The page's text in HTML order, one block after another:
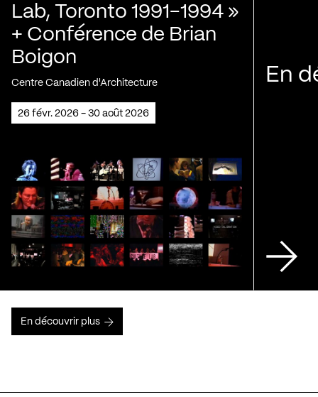
Lab, Toronto 1991-1994 »
+ Conférence de Brian
Boigon
Centre Canadien d'Architecture
26 févr. 2026 - 30 août 2026
En
En découvrir plus